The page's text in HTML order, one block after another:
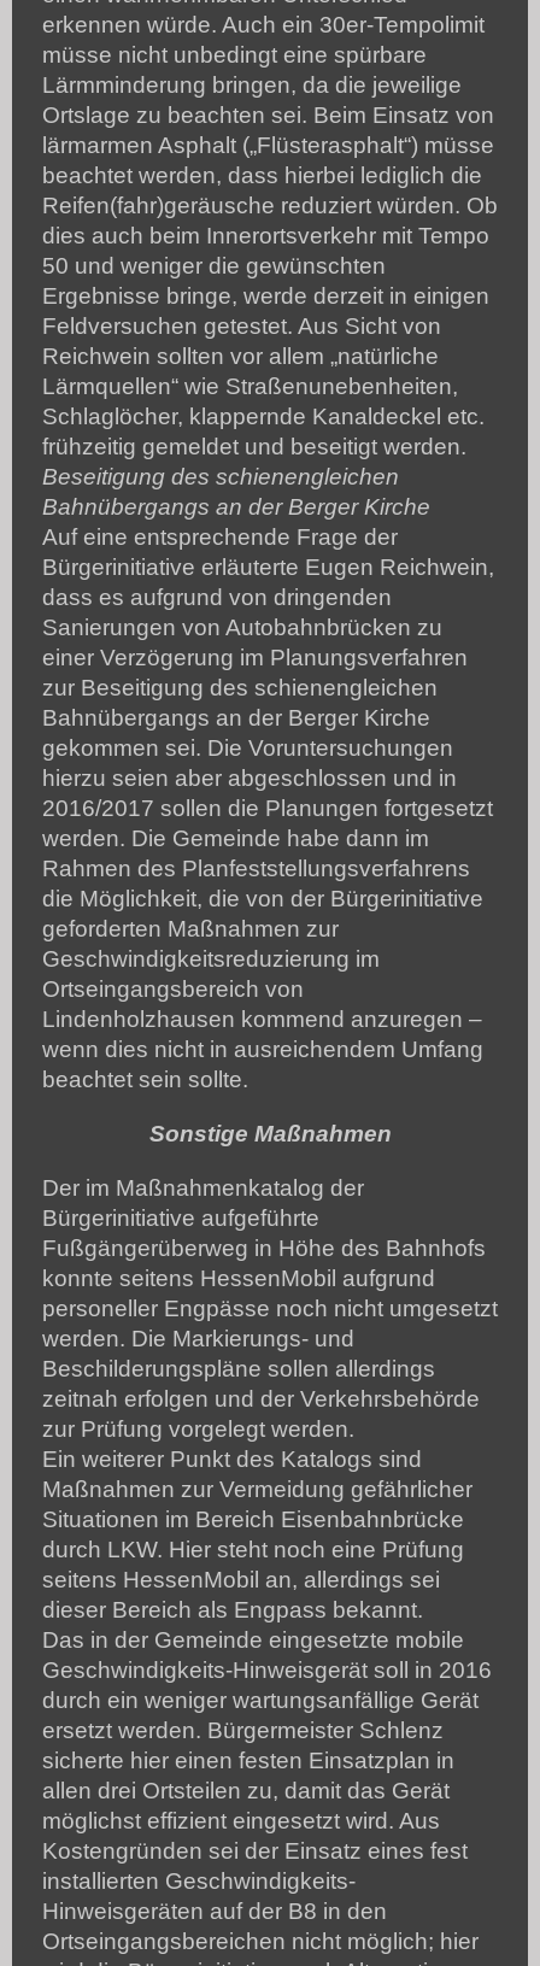
erkennen würde. Auch ein 30er-Tempolimit
müsse nicht unbedingt eine spürbare
Lärmminderung bringen, da die jeweilige
Ortslage zu beachten sei. Beim Einsatz von
lärmarmen Asphalt („Flüsterasphalt“) müsse
beachtet werden, dass hierbei lediglich die
Reifen(fahr)geräusche reduziert würden. Ob
dies auch beim Innerortsverkehr mit Tempo
50 und weniger die gewünschten
Ergebnisse bringe, werde derzeit in einigen
Feldversuchen getestet. Aus Sicht von
Reichwein sollten vor allem „natürliche
Lärmquellen“ wie Straßenunebenheiten,
Schlaglöcher, klappernde Kanaldeckel etc.
frühzeitig gemeldet und beseitigt werden.
Beseitigung des schienengleichen
Bahnübergangs an der Berger Kirche
Auf eine entsprechende Frage der
Bürgerinitiative erläuterte Eugen Reichwein,
dass es aufgrund von dringenden
Sanierungen von Autobahnbrücken zu
einer Verzögerung im Planungsverfahren
zur Beseitigung des schienengleichen
Bahnübergangs an der Berger Kirche
gekommen sei. Die Voruntersuchungen
hierzu seien aber abgeschlossen und in
2016/2017 sollen die Planungen fortgesetzt
werden. Die Gemeinde habe dann im
Rahmen des Planfeststellungsverfahrens
die Möglichkeit, die von der Bürgerinitiative
geforderten Maßnahmen zur
Geschwindigkeitsreduzierung im
Ortseingangsbereich von
Lindenholzhausen kommend anzuregen –
wenn dies nicht in ausreichendem Umfang
beachtet sein sollte.
Sonstige Maßnahmen
Der im Maßnahmenkatalog der
Bürgerinitiative aufgeführte
Fußgängerüberweg in Höhe des Bahnhofs
konnte seitens HessenMobil aufgrund
personeller Engpässe noch nicht umgesetzt
werden. Die Markierungs- und
Beschilderungspläne sollen allerdings
zeitnah erfolgen und der Verkehrsbehörde
zur Prüfung vorgelegt werden.
Ein weiterer Punkt des Katalogs sind
Maßnahmen zur Vermeidung gefährlicher
Situationen im Bereich Eisenbahnbrücke
durch LKW. Hier steht noch eine Prüfung
seitens HessenMobil an, allerdings sei
dieser Bereich als Engpass bekannt.
Das in der Gemeinde eingesetzte mobile
Geschwindigkeits-Hinweisgerät soll in 2016
durch ein weniger wartungsanfällige Gerät
ersetzt werden. Bürgermeister Schlenz
sicherte hier einen festen Einsatzplan in
allen drei Ortsteilen zu, damit das Gerät
möglichst effizient eingesetzt wird. Aus
Kostengründen sei der Einsatz eines fest
installierten Geschwindigkeits-
Hinweisgeräten auf der B8 in den
Ortseingangsbereichen nicht möglich; hier